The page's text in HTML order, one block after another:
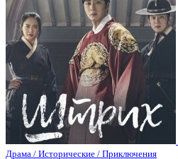
Драма / Исторические / Приключения